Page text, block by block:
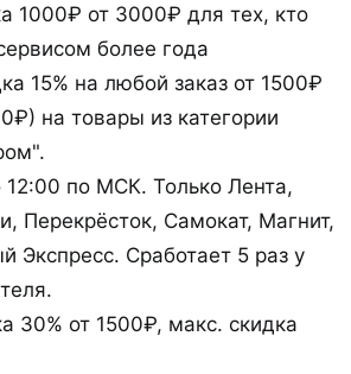
1000₽ от 3000₽ для тех, кто
более года
15% на любой заказ от 1500₽
на товары из категории
12:00 по МСК. Только Лента,
Перекрёсток, Самокат, Магнит,
Экспресс. Сработает 5 раз у
30% от 1500₽, макс. скидка